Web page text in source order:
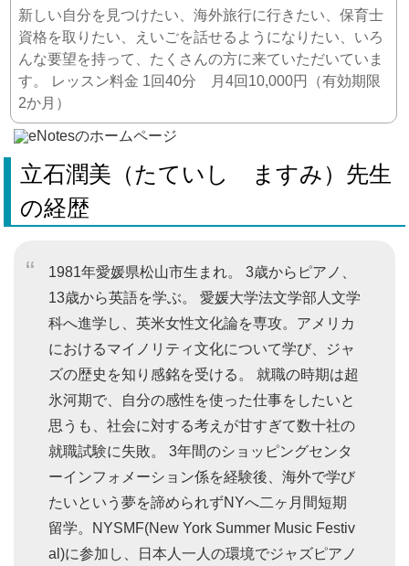
新しい自分を見つけたい、海外旅行に行きたい、保育士
資格を取りたい、えいごを話せるようになりたい、いろ
んな要望を持って、たくさんの方に来ていただいていま
す。 レッスン料金 1回40分 月4回10,000円（有効期限
2か月）
立石潤美（たていし ますみ）先生
の経歴
1981年愛媛県松山市生まれ。 3歳からピアノ、
13歳から英語を学ぶ。 愛媛大学法文学部人文学
科へ進学し、英米女性文化論を専攻。アメリカ
におけるマイノリティ文化について学び、ジャ
ズの歴史を知り感銘を受ける。 就職の時期は超
氷河期で、自分の感性を使った仕事をしたいと
思うも、社会に対する考えが甘すぎて数十社の
就職試験に失敗。 3年間のショッピングセンタ
ーインフォメーション係を経験後、海外で学び
たいという夢を諦められずNYへ二ヶ月間短期
留学。NYSMF(New York Summer Music Festiv
al)に参加し、日本人一人の環境でジャズピアノ